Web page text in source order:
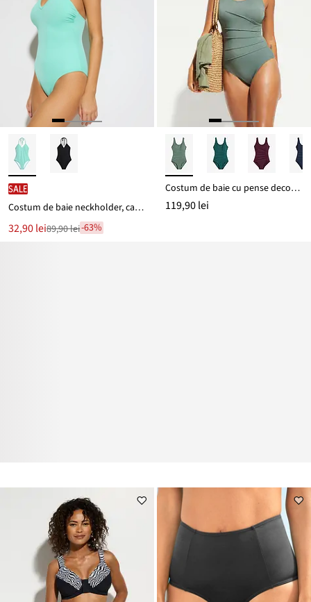
SALE
Costum de baie neckholder, care se leagă la ceafă
Noul
preț
32,90 lei
Reducere89,90 lei-63%
Costum de baie cu pense decorative, cu efect de modelare ușor
119,90 lei